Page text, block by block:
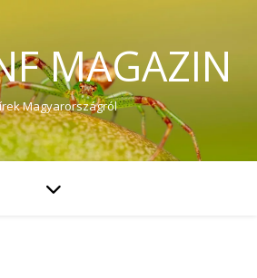
MAGAZIN
Magyarországról